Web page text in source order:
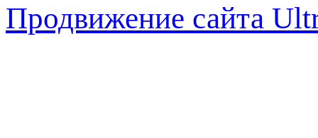
Продвижение сайта